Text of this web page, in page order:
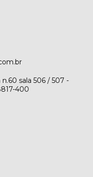
sala 506 / 507 -
400